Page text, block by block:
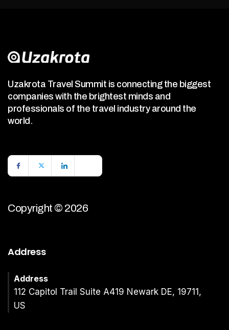
Uzakrota Travel Summit is connecting the biggest
companies with the brightest minds and
professionals of the travel industry around the
world.
Copyright © 2026
Address
Address
112 Capitol Trail Suite A419 Newark DE, 19711,
US